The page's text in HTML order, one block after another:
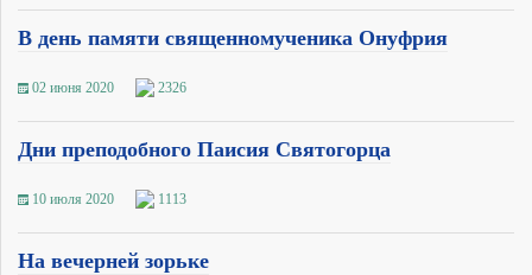
В день памяти священномученика Онуфрия
02 июня 2020 2326
Дни преподобного Паисия Святогорца
10 июля 2020 1113
На вечерней зорьке